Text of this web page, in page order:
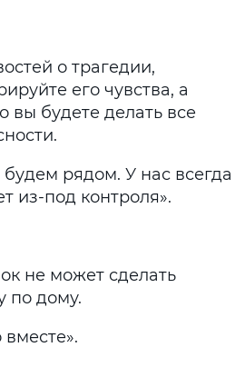
о трагедии,
его чувства, а
вы будете делать все
рядом. У нас всегда
из-под контроля».
не может сделать
по дому.